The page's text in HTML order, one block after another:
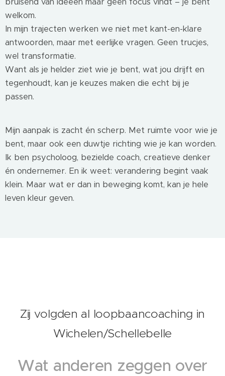
welkom.
In mijn trajecten werken we niet met kant-en-klare
antwoorden, maar met eerlijke vragen. Geen trucjes,
wel transformatie.
Want als je helder ziet wie je bent, wat jou drijft en
tegenhoudt, kan je keuzes maken die echt bij je
passen.
Mijn aanpak is zacht én scherp. Met ruimte voor wie je
bent, maar ook een duwtje richting wie je kan worden.
Ik ben psycholoog, bezielde coach, creatieve denker
én ondernemer. En ik weet: verandering begint vaak
klein. Maar wat er dan in beweging komt, kan je hele
leven kleur geven.
Zij volgden al loopbaancoaching in
Wichelen/Schellebelle
Wat anderen zeggen over